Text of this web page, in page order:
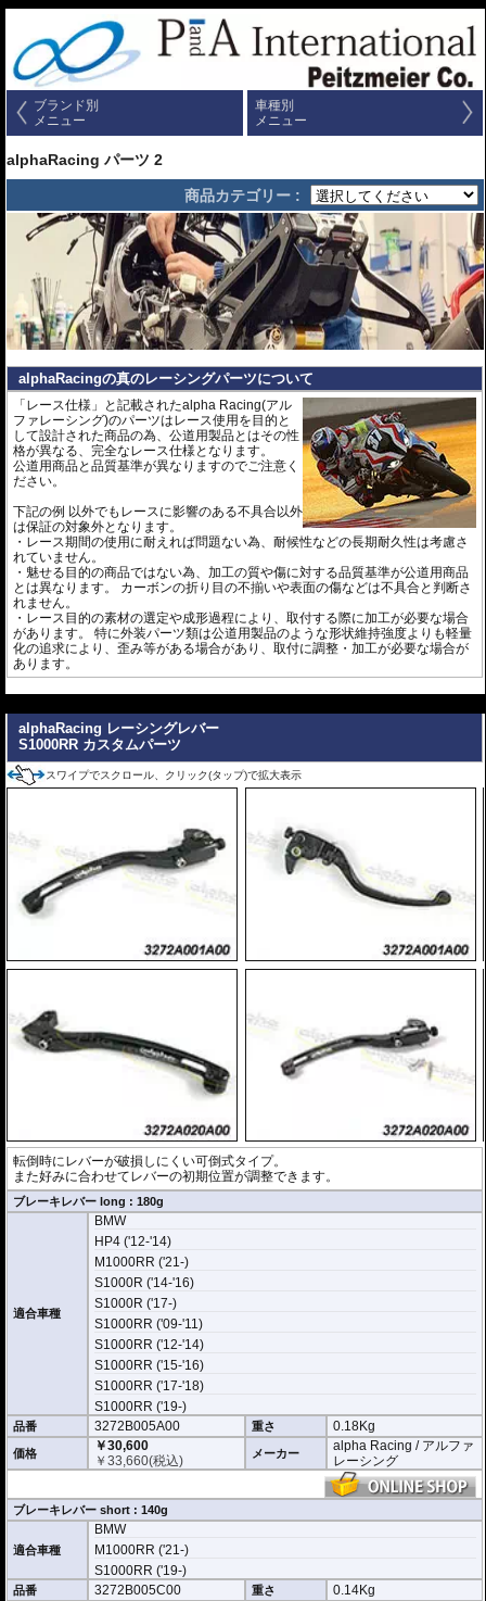
ブランド別
メニュー
車種別
メニュー
alphaRacing パーツ 2
商品カテゴリー :
alphaRacingの真のレーシングパーツについて
「レース仕様」と記載されたalpha Racing(アル
ファレーシング)のパーツはレース使用を目的と
して設計された商品の為、公道用製品とはその性
格が異なる、完全なレース仕様となります。
公道用商品と品質基準が異なりますのでご注意く
ださい。
下記の例 以外でもレースに影響のある不具合以外
は保証の対象外となります。
・レース期間の使用に耐えれば問題ない為、耐候性などの長期耐久性は考慮さ
れていません。
・魅せる目的の商品ではない為、加工の質や傷に対する品質基準が公道用商品
とは異なります。 カーボンの折り目の不揃いや表面の傷などは不具合と判断さ
れません。
・レース目的の素材の選定や成形過程により、取付する際に加工が必要な場合
があります。 特に外装パーツ類は公道用製品のような形状維持強度よりも軽量
化の追求により、歪み等がある場合があり、取付に調整・加工が必要な場合が
あります。
alphaRacing レーシングレバー
S1000RR カスタムパーツ
スワイプでスクロール、クリック(タップ)で拡大表示
転倒時にレバーが破損しにくい可倒式タイプ。
また好みに合わせてレバーの初期位置が調整できます。
ブレーキレバー long : 180g
適合車種
BMW
HP4 ('12-'14)
M1000RR ('21-)
S1000R ('14-'16)
S1000R ('17-)
S1000RR ('09-'11)
S1000RR ('12-'14)
S1000RR ('15-'16)
S1000RR ('17-'18)
S1000RR ('19-)
品番 3272B005A00 重さ 0.18Kg
価格
￥30,600
￥33,660(税込) メーカー
alpha Racing / アルファ
レーシング
ブレーキレバー short : 140g
適合車種
BMW
M1000RR ('21-)
S1000RR ('19-)
品番 3272B005C00 重さ 0.14Kg